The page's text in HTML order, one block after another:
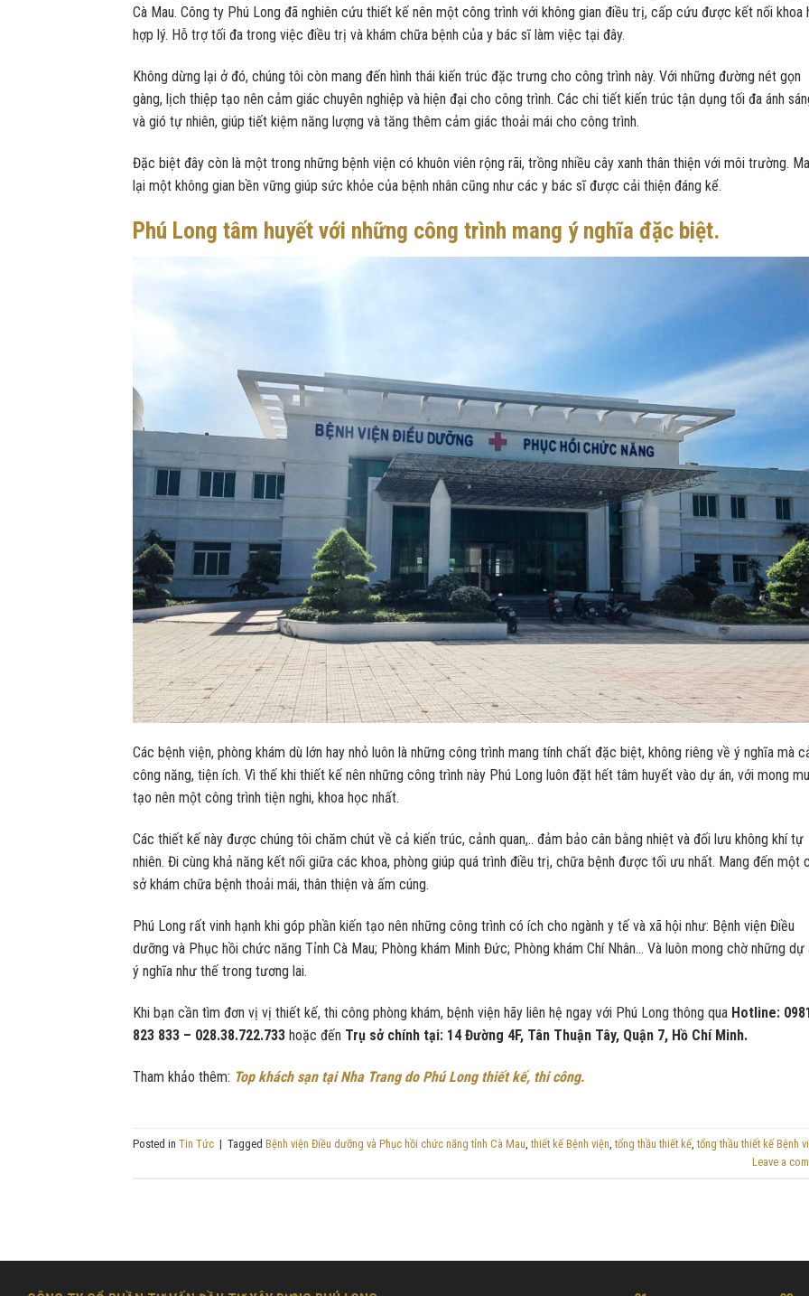
Cà Mau. Công ty Phú Long đã nghiên cứu thiết kế nên một công trình với không gian điều trị, cấp cứu được kết nối khoa
hợp lý. Hỗ trợ tối đa trong việc điều trị và khám chữa bệnh của y bác sĩ làm việc tại đây.
Không dừng lại ở đó, chúng tôi còn mang đến hình thái kiến trúc đặc trưng cho công trình này. Với những đường nét gọn
gàng, lịch thiệp tạo nên cảm giác chuyên nghiệp và hiện đại cho công trình. Các chi tiết kiến trúc tận dụng tối đa ánh
và gió tự nhiên, giúp tiết kiệm năng lượng và tăng thêm cảm giác thoải mái cho công trình.
Đặc biệt đây còn là một trong những bệnh viện có khuôn viên rộng rãi, trồng nhiều cây xanh thân thiện với môi trường.
lại một không gian bền vững giúp sức khỏe của bệnh nhân cũng như các y bác sĩ được cải thiện đáng kể.
Phú Long tâm huyết với những công trình mang ý nghĩa đặc biệt.
Các bệnh viện, phòng khám dù lớn hay nhỏ luôn là những công trình mang tính chất đặc biệt, không riêng về ý nghĩa mà
công năng, tiện ích. Vì thế khi thiết kế nên những công trình này Phú Long luôn đặt hết tâm huyết vào dự án, với mong
tạo nên một công trình tiện nghi, khoa học nhất.
Các thiết kế này được chúng tôi chăm chút về cả kiến trúc, cảnh quan,.. đảm bảo cân bằng nhiệt và đối lưu không khí tự
nhiên. Đi cùng khả năng kết nối giữa các khoa, phòng giúp quá trình điều trị, chữa bệnh được tối ưu nhất. Mang đến một
sở khám chữa bệnh thoải mái, thân thiện và ấm cúng.
Phú Long rất vinh hạnh khi góp phần kiến tạo nên những công trình có ích cho ngành y tế và xã hội như: Bệnh viện Điều
dưỡng và Phục hồi chức năng Tỉnh Cà Mau; Phòng khám Minh Đức; Phòng khám Chí Nhân… Và luôn mong chờ những dự
ý nghĩa như thế trong tương lai.
Khi bạn cần tìm đơn vị vị thiết kế, thi công phòng khám, bệnh viện hãy liên hệ ngay với Phú Long thông qua Hotline:
823 833 – 028.38.722.733 hoặc đến Trụ sở chính tại: 14 Đường 4F, Tân Thuận Tây, Quận 7, Hồ Chí Minh.
Tham khảo thêm: Top khách sạn tại Nha Trang do Phú Long thiết kế, thi công.
Posted in Tin Tức | Tagged Bệnh viện Điều dưỡng và Phục hồi chức năng tỉnh Cà Mau ,thiết kế Bệnh viện ,tổng thầu thiết kế ,tổng thầu thiết kế Bệnh
Leave a